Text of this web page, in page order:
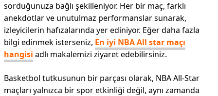
sorduğunuza bağlı şekilleniyor. Her bir maç, farklı
anekdotlar ve unutulmaz performanslar sunarak,
izleyicilerin hafızalarında yer ediniyor. Eğer daha fazla
bilgi edinmek isterseniz, En iyi NBA All star maçı
hangisi adlı makalemizi ziyaret edebilirsiniz.
Basketbol tutkusunun bir parçası olarak, NBA All-Star
maçları yalnızca bir spor etkinliği değil, aynı zamanda